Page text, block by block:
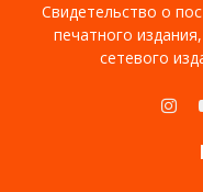
Свидетельство о
печатного
сетевого